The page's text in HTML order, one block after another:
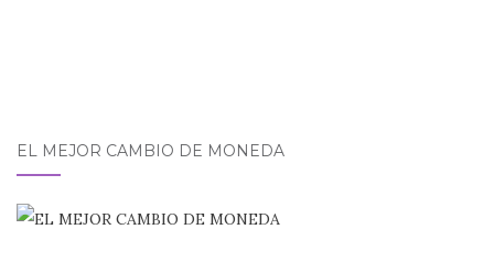
EL MEJOR CAMBIO DE MONEDA